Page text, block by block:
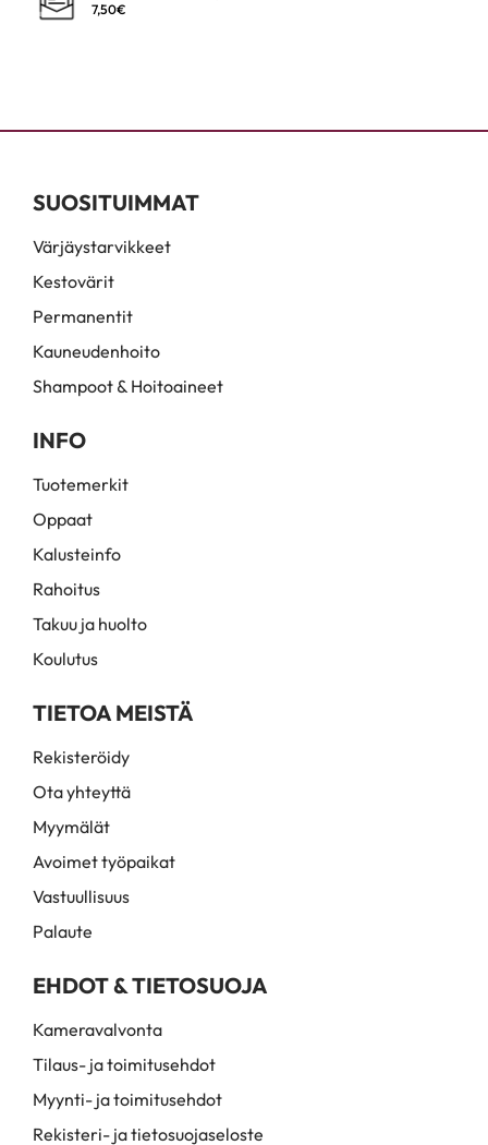
7,50€
SUOSITUIMMAT
Värjäystarvikkeet
Kestovärit
Permanentit
Kauneudenhoito
Shampoot & Hoitoaineet
INFO
Tuotemerkit
Oppaat
Kalusteinfo
Rahoitus
Takuu ja huolto
Koulutus
TIETOA MEISTÄ
Rekisteröidy
Ota yhteyttä
Myymälät
Avoimet työpaikat
Vastuullisuus
Palaute
EHDOT & TIETOSUOJA
Kameravalvonta
Tilaus- ja toimitusehdot
Myynti- ja toimitusehdot
Rekisteri- ja tietosuojaseloste